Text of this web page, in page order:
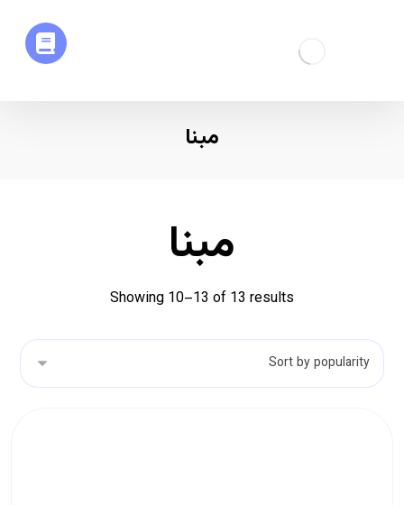
مبنا
مبنا
Showing 10–13 of 13 results